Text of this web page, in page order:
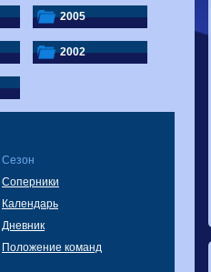
2005
2002
Сезон
Соперники
Календарь
Дневник
Положение команд